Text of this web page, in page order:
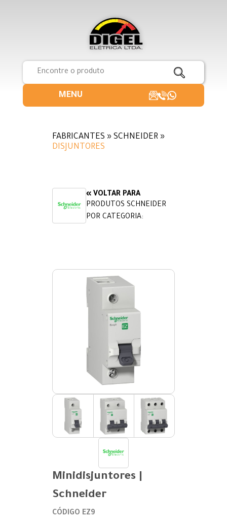
MENU
FABRICANTES » SCHNEIDER »
DISJUNTORES
« VOLTAR PARA
PRODUTOS SCHNEIDER
POR CATEGORIA:
Minidisjuntores |
Schneider
CÓDIGO EZ9